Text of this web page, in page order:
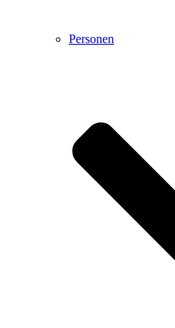
Personen